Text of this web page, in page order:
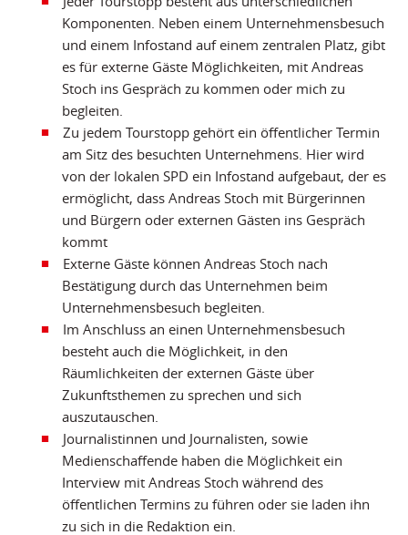
Komponenten. Neben einem Unternehmensbesuch
und einem Infostand auf einem zentralen Platz, gibt
es für externe Gäste Möglichkeiten, mit Andreas
Stoch ins Gespräch zu kommen oder mich zu
begleiten.
Zu jedem Tourstopp gehört ein öffentlicher Termin
am Sitz des besuchten Unternehmens. Hier wird
von der lokalen SPD ein Infostand aufgebaut, der es
ermöglicht, dass Andreas Stoch mit Bürgerinnen
und Bürgern oder externen Gästen ins Gespräch
kommt
Externe Gäste können Andreas Stoch nach
Bestätigung durch das Unternehmen beim
Unternehmensbesuch begleiten.
Im Anschluss an einen Unternehmensbesuch
besteht auch die Möglichkeit, in den
Räumlichkeiten der externen Gäste über
Zukunftsthemen zu sprechen und sich
auszutauschen.
Journalistinnen und Journalisten, sowie
Medienschaffende haben die Möglichkeit ein
Interview mit Andreas Stoch während des
öffentlichen Termins zu führen oder sie laden ihn
zu sich in die Redaktion ein.